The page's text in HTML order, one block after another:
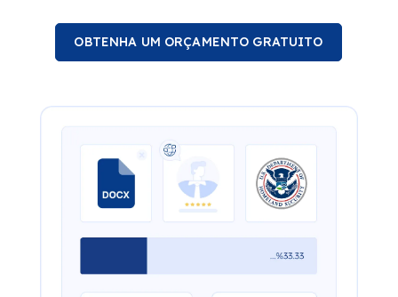
OBTENHA UM ORÇAMENTO GRATUITO